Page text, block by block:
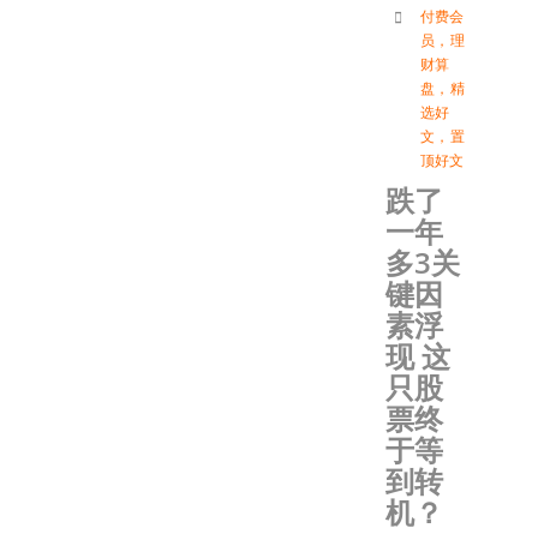
付费会
员 ， 理
财算
盘 ， 精
选好
文 ， 置
顶好文
跌了
一年
多3关
键因
素浮
现 这
只股
票终
于等
到转
机？